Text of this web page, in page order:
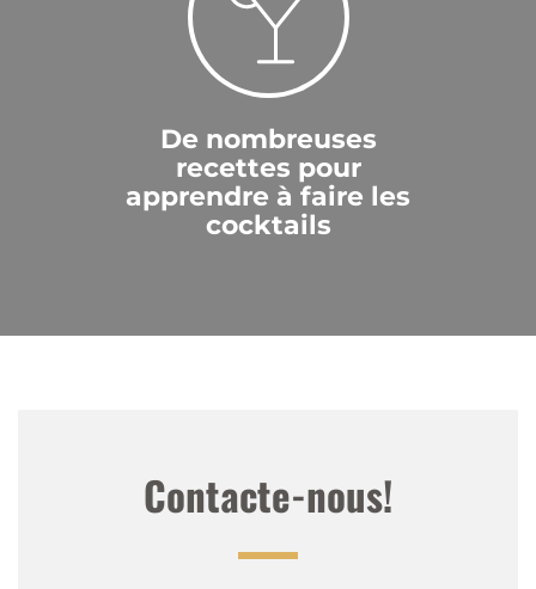
De nombreuses
recettes pour
apprendre à faire les
cocktails
Contacte-nous!